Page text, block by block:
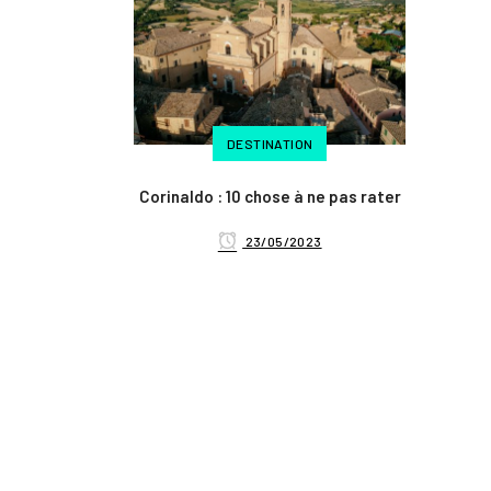
DESTINATION
Corinaldo : 10 chose à ne pas rater
23/05/2023